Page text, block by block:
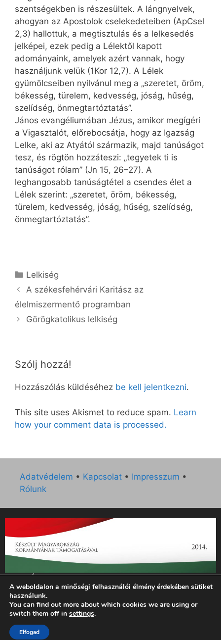
szentségekben is részesültek. A lángnyelvek,
ahogyan az Apostolok cselekedeteiben (ApCsel
2,3) hallottuk, a megtisztulás és a lelkesedés
jelképei, ezek pedig a Lélektől kapott
adományaink, amelyek azért vannak, hogy
használjunk velük (1Kor 12,7). A Lélek
gyümölcseiben nyilvánul meg a „szeretet, öröm,
békesség, türelem, kedvesség, jóság, hűség,
szelídség, önmegtartóztatás”.
János evangéliumában Jézus, amikor megígéri
a Vigasztalót, előrebocsátja, hogy az Igaz­ság
Lelke, aki az Atyától származik, majd tanúságot
tesz, és rögtön hozzáteszi: „tegyetek ti is
tanúságot rólam” (Jn 15, 26–27). A
leghangosabb tanúságtétel a csendes élet a
Lélek szerint: „szeretet, öröm, békesség,
türelem, kedvesség, jóság, hűség, szelídség,
önmegtartóztatás”.
Kategória
Lelkiség
A székesfehérvári Karitász az
élelmiszermentő programban
Görögkatolikus lelkiség
Szólj hozzá!
Hozzászólás küldéséhez be kell jelentkezni.
This site uses Akismet to reduce spam. Learn
how your comment data is processed.
Adatvédelem • Kapcsolat • Impresszum •
Rólunk
„Az Új Ember katolikus hetilap 2014. évi működésének
támogatását az EGYH-KCP-14-P-0121 sz. támogatási
szerződés keretében 3 000 000 Ft összegben támogatta az
Emberi Erőforrások Minisztériuma.”
© 2026 Magyar Kurír - Új Ember
A weboldalon a minőségi felhasználói élmény érdekében sütiket
használunk.
You can find out more about which cookies we are using or
switch them off in settings.
Elfogad